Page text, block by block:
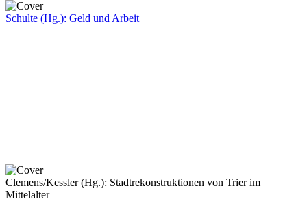
Schulte (Hg.): Geld und Arbeit
Clemens/Kessler (Hg.): Stadtrekonstruktionen von Trier im
Mittelalter